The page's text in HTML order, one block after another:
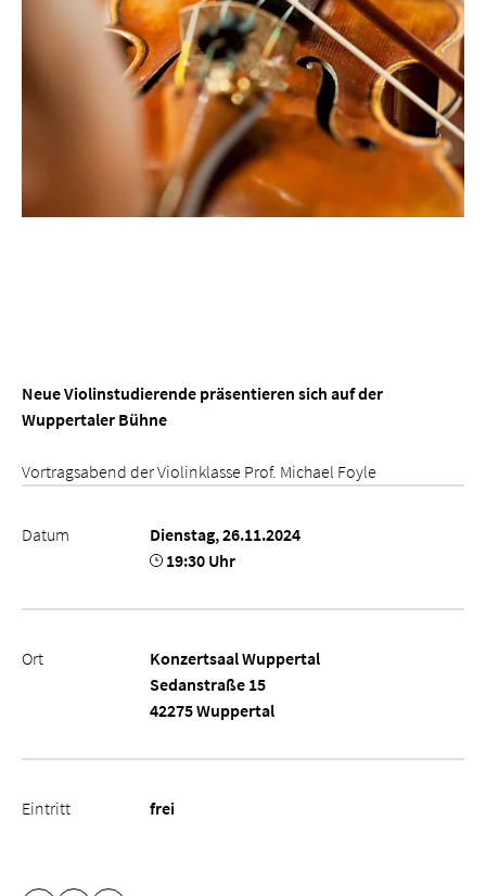
Neue Violinstudierende präsentieren sich auf der
Wuppertaler Bühne
Vortragsabend der Violinklasse Prof. Michael Foyle
Datum
Dienstag, 26.11.2024
19:30 Uhr
Ort
Konzertsaal Wuppertal
Sedanstraße 15
42275 Wuppertal
Eintritt frei